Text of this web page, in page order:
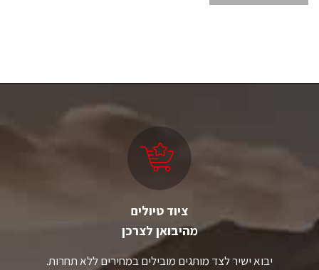
ציוד טיולים
מהיבואן לצרכן
יבוא ישיר לצד מותגים מובילים במחירים ללא תחרות.